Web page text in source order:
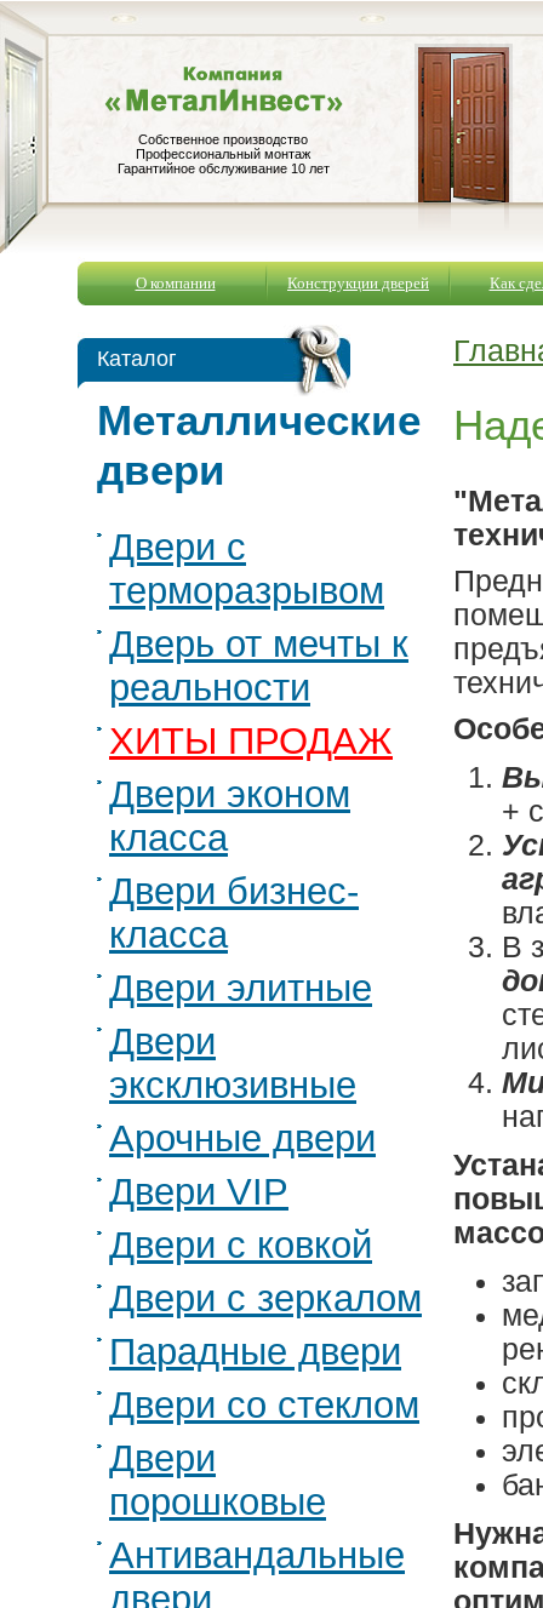
Собственное производство
Профессиональный монтаж
Гарантийное обслуживание 10 лет
О компании Конструкции дверей Как
Каталог
Металлические
двери
Двери с
терморазрывом
Дверь от мечты к
реальности
ХИТЫ ПРОДАЖ
Двери эконом
класса
Двери бизнес-
класса
Двери элитные
Двери
эксклюзивные
Арочные двери
Двери VIP
Двери с ковкой
Двери с зеркалом
Парадные двери
Двери со стеклом
Двери
порошковые
Антивандальные
двери
+
В